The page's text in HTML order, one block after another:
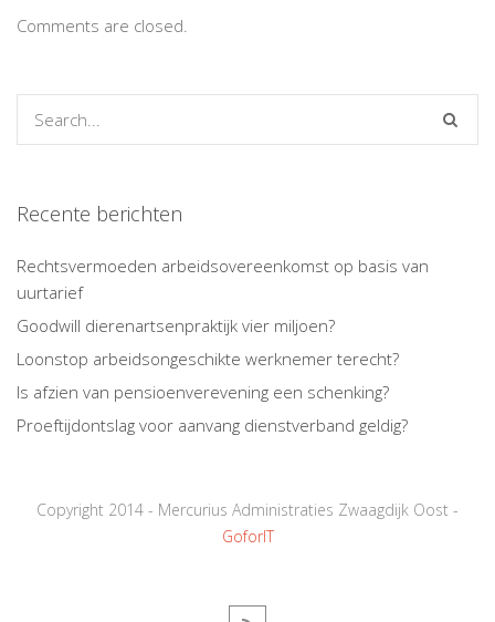
Comments are closed.
Recente berichten
Rechtsvermoeden arbeidsovereenkomst op basis van
uurtarief
Goodwill dierenartsenpraktijk vier miljoen?
Loonstop arbeidsongeschikte werknemer terecht?
Is afzien van pensioenverevening een schenking?
Proeftijdontslag voor aanvang dienstverband geldig?
Copyright 2014 - Mercurius Administraties Zwaagdijk Oost -
GoforIT